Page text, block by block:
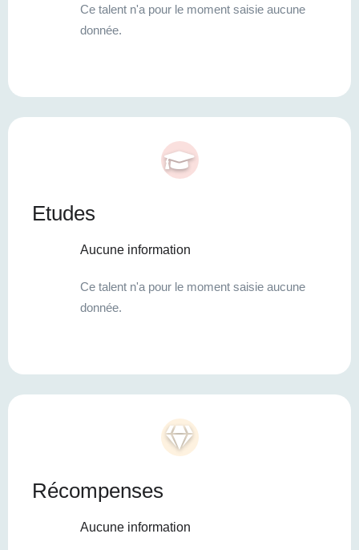
Ce talent n'a pour le moment saisie aucune
donnée.
Etudes
Aucune information
Ce talent n'a pour le moment saisie aucune
donnée.
Récompenses
Aucune information